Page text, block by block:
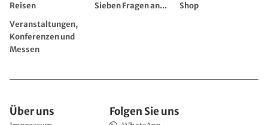
Reisen
Sieben Fragen an...
Shop
Veranstaltungen,
Konferenzen und
Messen
Über uns Folgen Sie uns